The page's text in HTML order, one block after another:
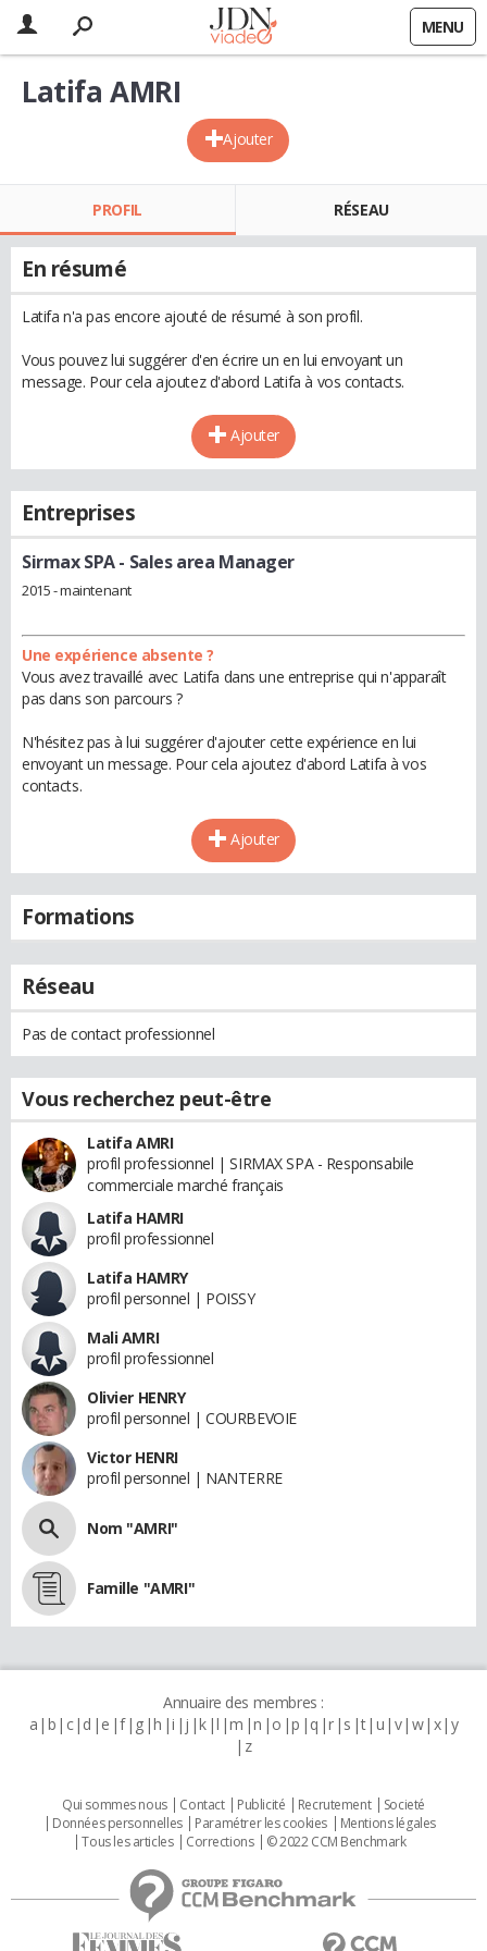
MENU
Ajouter
Latifa AMRI
PROFIL RÉSEAU
En résumé
Latifa n'a pas encore ajouté de résumé à son profil.
Vous pouvez lui suggérer d'en écrire un en lui envoyant un
message. Pour cela ajoutez d'abord Latifa à vos contacts.
Ajouter
Entreprises
Sirmax SPA- Sales area Manager
2015 - maintenant
Une expérience absente ?
Vous avez travaillé avec Latifa dans une entreprise qui n'apparaît
pas dans son parcours ?
N'hésitez pas à lui suggérer d'ajouter cette expérience en lui
envoyant un message. Pour cela ajoutez d'abord Latifa à vos
contacts.
Ajouter
Formations
Réseau
Pas de contact professionnel
Vous recherchez peut-être
Latifa AMRI
profil professionnel | SIRMAX SPA - Responsabile
commerciale marché français
Latifa HAMRI
profil professionnel
Latifa HAMRY
profil personnel | POISSY
Mali AMRI
profil professionnel
Olivier HENRY
profil personnel | COURBEVOIE
Victor HENRI
profil personnel | NANTERRE
Nom "AMRI"
Famille "AMRI"
Annuaire des membres :
a b c d e f g h i j k l m n o p q r s t u v w x y
z
Qui sommes nous Contact Publicité Recrutement
Societé
Données personnelles
Paramétrer les cookies
Mentions légales
Tous les articles
Corrections © 2022 CCM Benchmark